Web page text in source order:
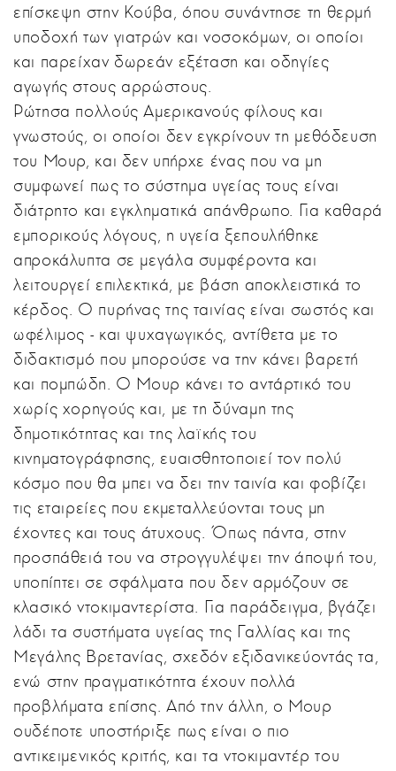
επίσκεψη στην Κούβα, όπου συνάντησε τη θερμή
υποδοχή των γιατρών και νοσοκόμων, οι οποίοι
και παρείχαν δωρεάν εξέταση και οδηγίες
αγωγής στους αρρώστους.
Ρώτησα πολλούς Αμερικανούς φίλους και
γνωστούς, οι οποίοι δεν εγκρίνουν τη μεθόδευση
του Μουρ, και δεν υπήρχε ένας που να μη
συμφωνεί πως το σύστημα υγείας τους είναι
διάτρητο και εγκληματικά απάνθρωπο. Για καθαρά
εμπορικούς λόγους, η υγεία ξεπουλήθηκε
απροκάλυπτα σε μεγάλα συμφέροντα και
λειτουργεί επιλεκτικά, με βάση αποκλειστικά το
κέρδος. Ο πυρήνας της ταινίας είναι σωστός και
ωφέλιμος - και ψυχαγωγικός, αντίθετα με το
διδακτισμό που μπορούσε να την κάνει βαρετή
και πομπώδη. Ο Μουρ κάνει το αντάρτικό του
χωρίς χορηγούς και, με τη δύναμη της
δημοτικότητας και της λαϊκής του
κινηματογράφησης, ευαισθητοποιεί τον πολύ
κόσμο που θα μπει να δει την ταινία και φοβίζει
τις εταιρείες που εκμεταλλεύονται τους μη
έχοντες και τους άτυχους. Όπως πάντα, στην
προσπάθειά του να στρογγυλέψει την άποψή του,
υποπίπτει σε σφάλματα που δεν αρμόζουν σε
κλασικό ντοκιμαντερίστα. Για παράδειγμα, βγάζει
λάδι τα συστήματα υγείας της Γαλλίας και της
Μεγάλης Βρετανίας, σχεδόν εξιδανικεύοντάς τα,
ενώ στην πραγματικότητα έχουν πολλά
προβλήματα επίσης. Από την άλλη, ο Μουρ
ουδέποτε υποστήριξε πως είναι ο πιο
αντικειμενικός κριτής, και τα ντοκιμαντέρ του